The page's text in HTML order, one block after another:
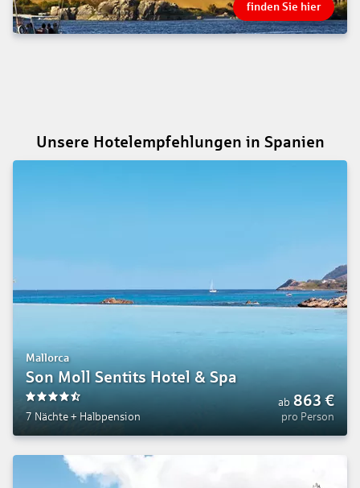
finden Sie hier
Unsere Hotelempfehlungen in Spanien
Mallorca
Son Moll Sentits Hotel & Spa
7 Nächte + Halbpension
ab 863€
pro Person